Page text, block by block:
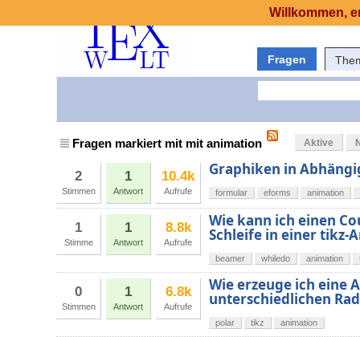
Fragen
Fragen markiert mit mit animation Aktive
2
Stimmen
1
Antwort
10.4k
Aufrufe
Graphiken in
formular eforms animation
1
Stimme
1
Antwort
8.8k
Aufrufe
Wie kann ich einen
Schleife in einer tikz-
beamer whiledo animation
0
Stimmen
1
Antwort
6.8k
Aufrufe
Wie erzeuge ich eine
unterschiedlichen
polar tikz animation
Willkommen,